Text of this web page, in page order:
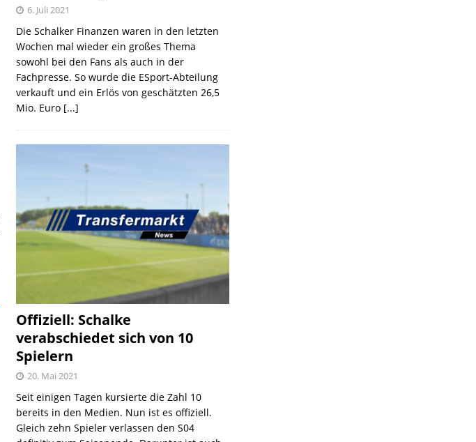
6. Juli 2021
Die Schalker Finanzen waren in den letzten
Wochen mal wieder ein großes Thema
sowohl bei den Fans als auch in der
Fachpresse. So wurde die ESport-Abteilung
verkauft und ein Erlös von geschätzten 26,5
Mio. Euro [...]
Offiziell: Schalke
verabschiedet sich von 10
Spielern
20. Mai 2021
Seit einigen Tagen kursierte die Zahl 10
bereits in den Medien. Nun ist es offiziell.
Gleich zehn Spieler verlassen den S04